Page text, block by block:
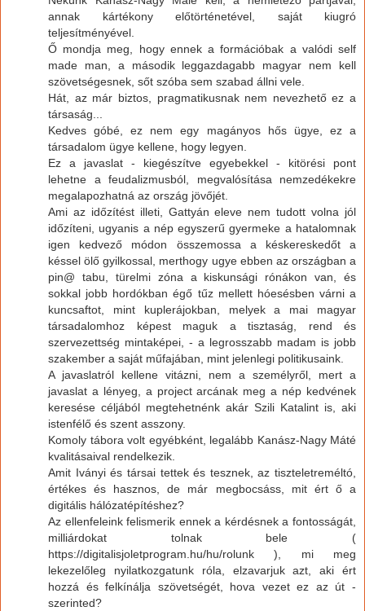
annak kártékony előtörténetével, saját kiugró
teljesítményével.
Ő mondja meg, hogy ennek a formációbak a valódi self
made man, a második leggazdagabb magyar nem kell
szövetségesnek, sőt szóba sem szabad állni vele.
Hát, az már biztos, pragmatikusnak nem nevezhető ez a
társaság...
Kedves góbé, ez nem egy magányos hős ügye, ez a
társadalom ügye kellene, hogy legyen.
Ez a javaslat - kiegészítve egyebekkel - kitörési pont
lehetne a feudalizmusból, megvalósítása nemzedékekre
megalapozhatná az ország jövőjét.
Ami az időzítést illeti, Gattyán eleve nem tudott volna jól
időzíteni, ugyanis a nép egyszerű gyermeke a hatalomnak
igen kedvező módon összemossa a késkereskedőt a
késsel ölő gyilkossal, merthogy ugye ebben az országban a
pin@ tabu, türelmi zóna a kiskunsági rónákon van, és
sokkal jobb hordókban égő tűz mellett hóesésben várni a
kuncsaftot, mint kuplerájokban, melyek a mai magyar
társadalomhoz képest maguk a tisztaság, rend és
szervezettség mintaképei, - a legrosszabb madam is jobb
szakember a saját műfajában, mint jelenlegi politikusaink.
A javaslatról kellene vitázni, nem a személyről, mert a
javaslat a lényeg, a project arcának meg a nép kedvének
keresése céljából megtehetnénk akár Szili Katalint is, aki
istenfélő és szent asszony.
Komoly tábora volt egyébként, legalább Kanász-Nagy Máté
kvalitásaival rendelkezik.
Amit Iványi és társai tettek és tesznek, az tiszteletreméltó,
értékes és hasznos, de már megbocsáss, mit ért ő a
digitális hálózatépítéshez?
Az ellenfeleink felismerik ennek a kérdésnek a fontosságát,
milliárdokat tolnak bele (
https://digitalisjoletprogram.hu/hu/rolunk ), mi meg
lekezelőleg nyilatkozgatunk róla, elzavarjuk azt, aki ért
hozzá és felkínálja szövetségét, hova vezet ez az út -
szerinted?